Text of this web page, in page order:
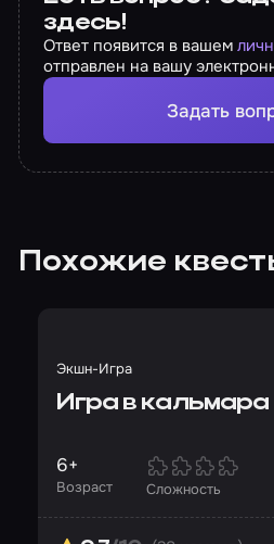
здесь!
Ответ появится в вашем
отправлен на вашу
Задать
Похожие
Экшн-Игра
Игра в кальмара
Возраст
6+
Сложность